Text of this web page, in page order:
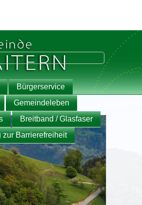
Bürgerservice
Gemeindeleben
Breitband / Glasfaser
zur Barrierefreiheit